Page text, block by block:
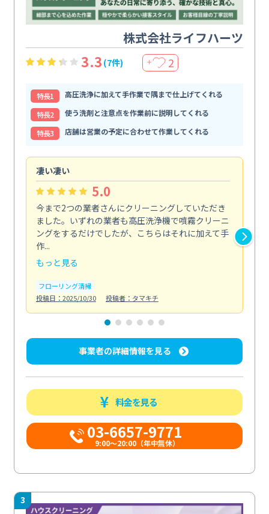
株式会社ライフハーツ
3.3 (7件) ＋ 2
特⻑1
高圧洗浄に加えて手作業で隅まで仕上げてくれる
特⻑2
使う洗剤と注意点を作業前に説明してくれる
特⻑3
店舗は営業の予定に合わせて作業してくれる
凄い凄い
5.0
今まで2つの業者さんにクリーニングしていただき
ました。いずれの業者も高圧洗浄機で噴霧クリーニ
ングをするだけでしたが、こちらはそれに加えて手
作...
もっと見る
フローリング清掃
投稿日：2025/10/30
投稿者：タマキチ
事業者の詳細情報を見る
料金を見る
03-6657-9771
9:00～20:00（年中無休）
3